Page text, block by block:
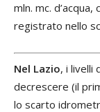
mln. mc.
registrato nello
Nel Lazio, i livelli
decrescere (il
lo scarto